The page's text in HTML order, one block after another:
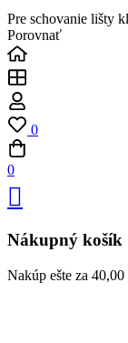
Pre schovanie lišty
Porovnať
0
0
Nákupný košík
Nakúp ešte za 40,00